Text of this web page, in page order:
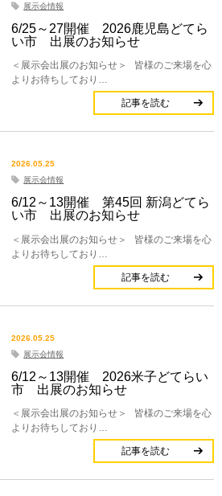
展示会情報
6/25～27開催 2026鹿児島どてら
い市 出展のお知らせ
＜展示会出展のお知らせ＞ 皆様のご来場を心
よりお待ちしており…
記事を読む
2026.05.25
展示会情報
6/12～13開催 第45回 新潟どてら
い市 出展のお知らせ
＜展示会出展のお知らせ＞ 皆様のご来場を心
よりお待ちしており…
記事を読む
2026.05.25
展示会情報
6/12～13開催 2026米子どてらい
市 出展のお知らせ
＜展示会出展のお知らせ＞ 皆様のご来場を心
よりお待ちしており…
記事を読む